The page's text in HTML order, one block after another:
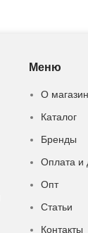
Меню
О
Каталог
Бренды
Оплата и
Опт
Статьи
Контакты